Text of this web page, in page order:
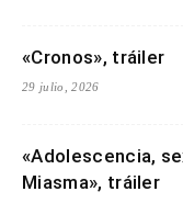
«Cronos», tráiler
29 julio, 2026
«Adolescencia,
Miasma», tráiler